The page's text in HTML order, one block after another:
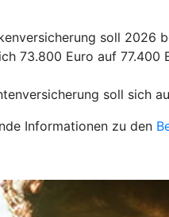
soll
73.800 Euro auf
soll sich
Informationen zu den